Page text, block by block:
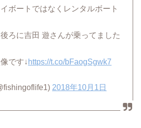
ボートではなくレンタルボート
ろに吉田 遊さんが乗ってました
です↓ https://t.co/bFaogSgwk7
2018年10月1日